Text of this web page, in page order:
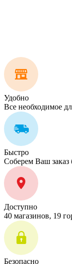
Удобно
Все необходимое
Быстро
Соберем Ваш заказ
Доступно
40 магазинов, 19
Безопасно